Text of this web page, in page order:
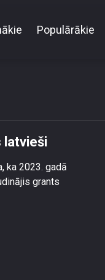
Populārākie
latvieši
ka 2023. gadā
grants